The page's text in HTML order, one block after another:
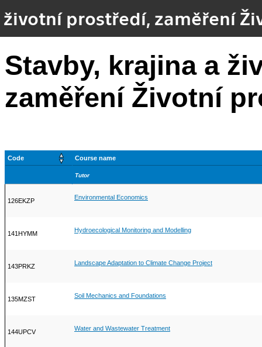
životní prostředí, zaměření
Stavby, krajina a
zaměření Životní
Code Course name
Tutor
126EKZP Environmental Economics
141HYMM Hydroecological Monitoring and Modelling
143PRKZ Landscape Adaptation to Climate Change Project
135MZST Soil Mechanics and Foundations
144UPCV Water and Wastewater Treatment